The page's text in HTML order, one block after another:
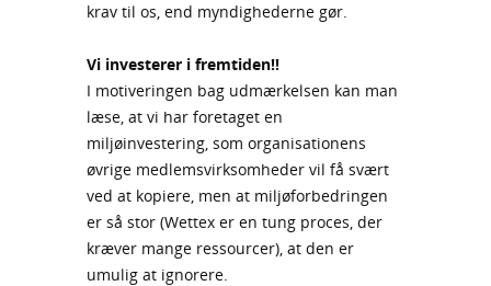
krav til os, end myndighederne gør.
Vi investerer i fremtiden!!
I motiveringen bag udmærkelsen kan man
læse, at vi har foretaget en
miljøinvestering, som organisationens
øvrige medlemsvirksomheder vil få svært
ved at kopiere, men at miljøforbedringen
er så stor (Wettex er en tung proces, der
kræver mange ressourcer), at den er
umulig at ignorere.